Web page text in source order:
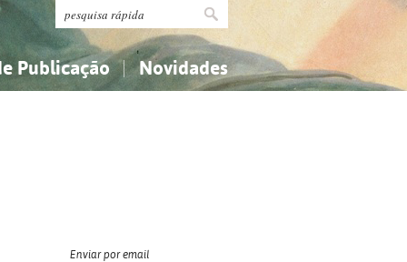
Publicação Novidades
Enviar por email